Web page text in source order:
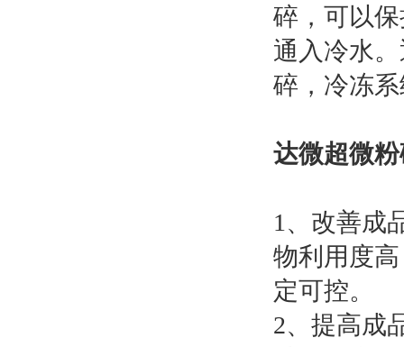
碎，可以
通入冷水
碎，冷冻
达微超微
1、改善成
物利用度
定可控。
2、提高成